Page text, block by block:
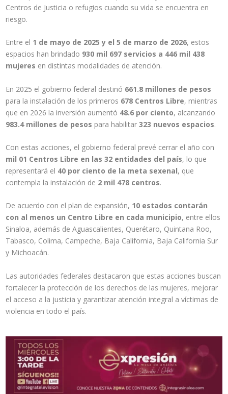
Centros de Justicia o refugios cuando su vida se encuentra en
riesgo.
Entre el 1 de mayo de 2025 y el 5 de marzo de 2026, estos
espacios han brindado 930 mil 697 servicios a 446 mil 438
mujeres en distintas modalidades de atención.
En 2025 el gobierno federal destinó 661.8 millones de pesos
para la instalación de los primeros 678 Centros Libre, mientras
que en 2026 la inversión aumentó 48.6 por ciento, alcanzando
983.4 millones de pesos para habilitar323 nuevos espacios.
Con estas acciones, el gobierno federal prevé cerrar el año con
mil 01 Centros Libre en las 32 entidades del país, lo que
representará el 40 por ciento de la meta sexenal, que
contempla la instalación de 2 mil 478 centros.
De acuerdo con el plan de expansión, 10 estados contarán
con al menos un Centro Libre en cada municipio, entre ellos
Sinaloa, además de Aguascalientes, Querétaro, Quintana Roo,
Tabasco, Colima, Campeche, Baja California, Baja California Sur
y Michoacán.
Las autoridades federales destacaron que estas acciones buscan
fortalecer la protección de los derechos de las mujeres, mejorar
el acceso a la justicia y garantizar atención integral a víctimas de
violencia en todo el país.